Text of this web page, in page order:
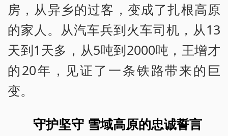
房，从异乡的过客，变成了扎根高原
的家人。从汽车兵到火车司机，从13
天到1天多，从5吨到2000吨，王增才
的20年，见证了一条铁路带来的巨
变。
守护坚守 雪域高原的忠诚誓言